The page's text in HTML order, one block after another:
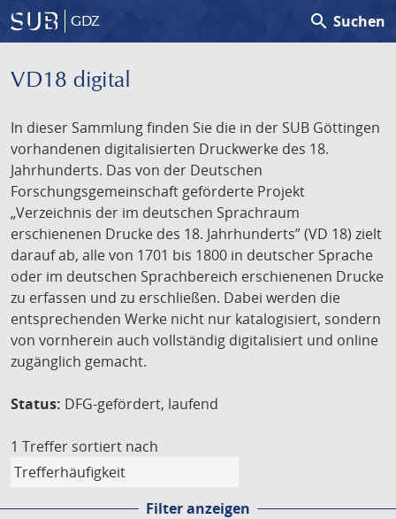
GDZ search Suchen
VD18 digital
In dieser Sammlung finden Sie die in der SUB Göttingen
vorhandenen digitalisierten Druckwerke des 18.
Jahrhunderts. Das von der Deutschen
Forschungsgemeinschaft geförderte Projekt
„Verzeichnis der im deutschen Sprachraum
erschienenen Drucke des 18. Jahrhunderts” (VD 18) zielt
darauf ab, alle von 1701 bis 1800 in deutscher Sprache
oder im deutschen Sprachbereich erschienenen Drucke
zu erfassen und zu erschließen. Dabei werden die
entsprechenden Werke nicht nur katalogisiert, sondern
von vornherein auch vollständig digitalisiert und online
zugänglich gemacht.
Status: DFG-gefördert, laufend
1 Treffer sortiert nach
Filter anzeigen